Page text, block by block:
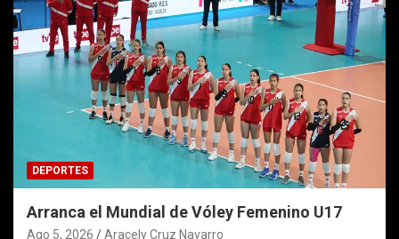
DEPORTES
Arranca el Mundial de Vóley Femenino U17
Ago 5, 2026 Aracely Cruz Navarro